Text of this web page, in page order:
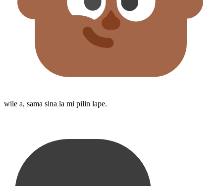
wile a, sama sina la mi pilin lape.